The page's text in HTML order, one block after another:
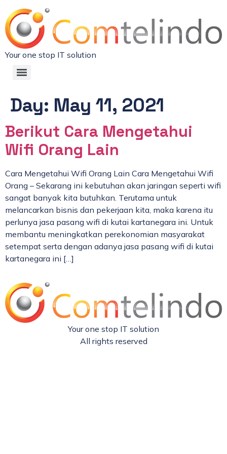
Your one stop IT solution
Day: May 11, 2021
Berikut Cara Mengetahui
Wifi Orang Lain
Cara Mengetahui Wifi Orang Lain Cara Mengetahui Wifi
Orang – Sekarang ini kebutuhan akan jaringan seperti wifi
sangat banyak kita butuhkan. Terutama untuk
melancarkan bisnis dan pekerjaan kita, maka karena itu
perlunya jasa pasang wifi di kutai kartanegara ini. Untuk
membantu meningkatkan perekonomian masyarakat
setempat serta dengan adanya jasa pasang wifi di kutai
kartanegara ini […]
Your one stop IT solution
All rights reserved